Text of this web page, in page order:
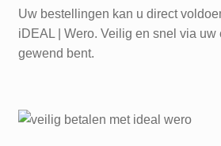
Uw bestellingen kan u direct
iDEAL | Wero. Veilig en snel via uw
gewend bent.